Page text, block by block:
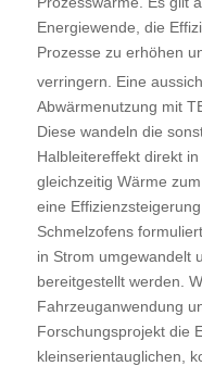
Energiewende, die
Prozesse zu erhöhen
verringern. Eine
Abwärmenutzung mit
Diese wandeln die
Halbleitereffekt direkt
gleichzeitig Wärme
eine
Schmelzofens
in Strom umgewandelt
bereitgestellt werden.
Fahrzeuganwendung
Forschungsprojekt die
kleinserientauglichen,